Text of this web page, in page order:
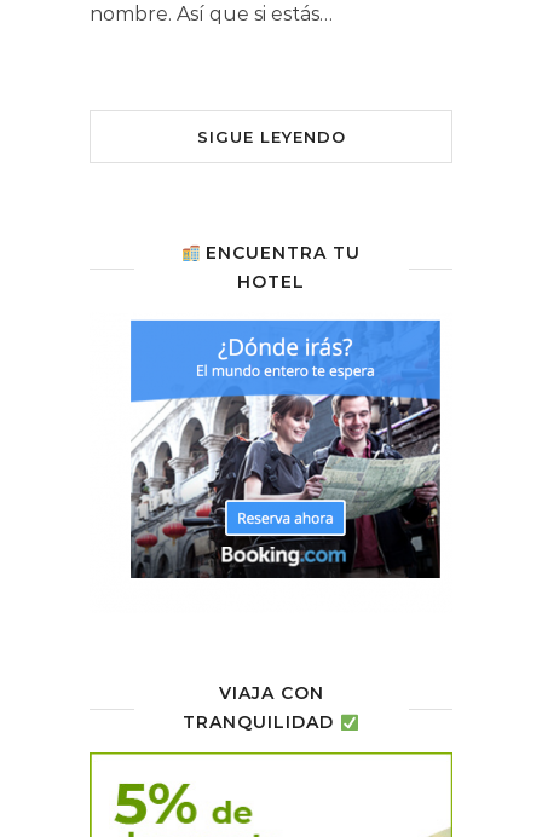
nombre. Así que si estás…
SIGUE LEYENDO
ENCUENTRA TU
HOTEL
VIAJA CON
TRANQUILIDAD